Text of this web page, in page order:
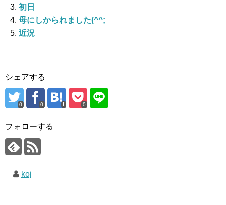
初日
母にしかられました(^^;
近況
シェアする
0 0 0
フォローする
koj